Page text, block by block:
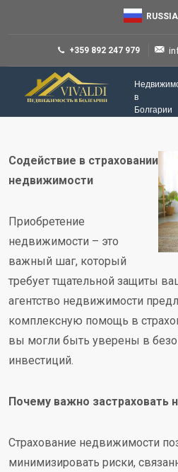
+359 892 247 979
в
Болгарии
Содействие в страховании
недвижимости
Приобретение
недвижимости – это
важный шаг, который
требует тщательной защиты
агентство недвижимости
комплексную помощь в
вы могли быть уверены в
инвестиций.
Почему важно застраховать
Страхование недвижимости
минимизировать риски,